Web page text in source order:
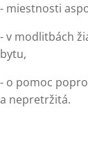
- miestnosti
- v modlitbách
bytu,
- o pomoc
a nepretržitá.